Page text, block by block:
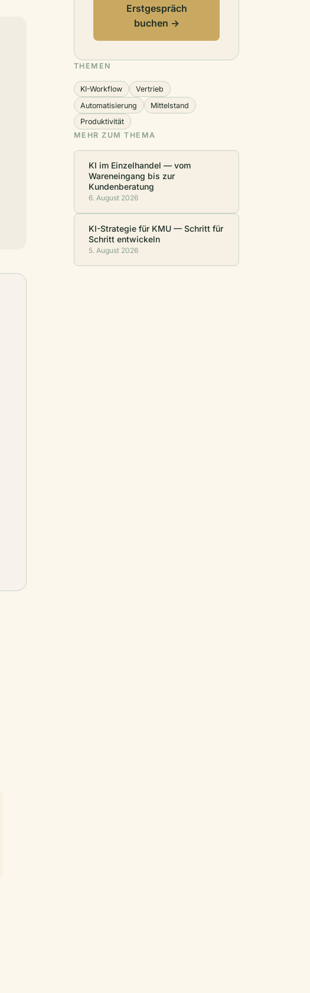
Erstgespräch
buchen →
THEMEN
KI-Workflow
Vertrieb
Automatisierung
Mittelstand
Produktivität
MEHR ZUM THEMA
KI im Einzelhandel — vom
Wareneingang bis zur
Kundenberatung
6. August 2026
KI-Strategie für KMU — Schritt für
Schritt entwickeln
5. August 2026